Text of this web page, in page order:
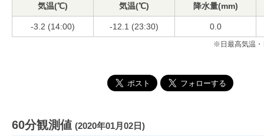
気温(℃)
気温(℃)
降水量(mm)
-3.2 (14:00) -12.1 (23:30) 0.0
※日最高気温・
60分観測値 (2020年01月02日)